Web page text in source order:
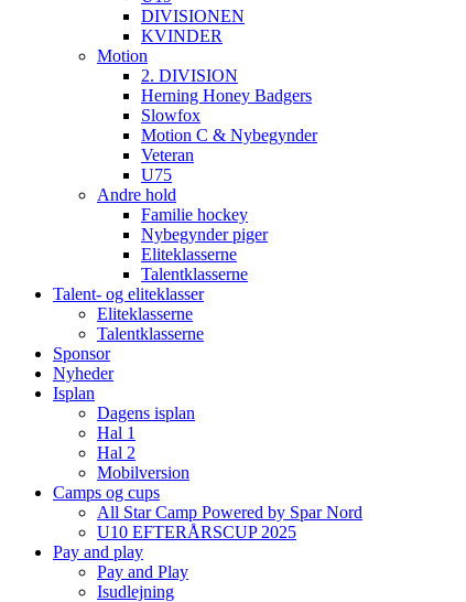
DIVISIONEN
KVINDER
Motion
2. DIVISION
Herning Honey Badgers
Slowfox
Motion C & Nybegynder
Veteran
U75
Andre hold
Familie hockey
Nybegynder piger
Eliteklasserne
Talentklasserne
Talent- og eliteklasser
Eliteklasserne
Talentklasserne
Sponsor
Nyheder
Isplan
Dagens isplan
Hal 1
Hal 2
Mobilversion
Camps og cups
All Star Camp Powered by Spar Nord
U10 EFTERÅRSCUP 2025
Pay and play
Pay and Play
Isudlejning